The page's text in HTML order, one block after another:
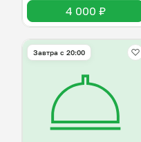
4 000 ₽
Завтра c 20:00